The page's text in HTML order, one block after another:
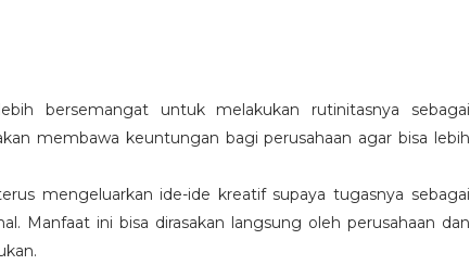
bersemangat untuk melakukan rutinitasnya sebagai
membawa keuntungan bagi perusahaan agar bisa lebih
mengeluarkan ide-ide kreatif supaya tugasnya sebagai
Manfaat ini bisa dirasakan langsung oleh perusahaan dan